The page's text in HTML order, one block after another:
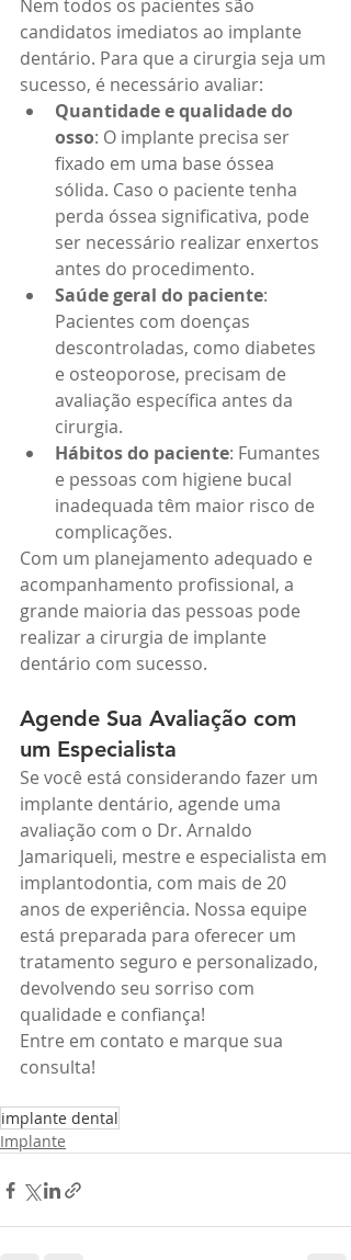
Nem todos os pacientes são
candidatos imediatos ao implante
dentário. Para que a cirurgia seja um
sucesso, é necessário avaliar:
Quantidade e qualidade do
osso: O implante precisa ser
fixado em uma base óssea
sólida. Caso o paciente tenha
perda óssea significativa, pode
ser necessário realizar enxertos
antes do procedimento.
Saúde geral do paciente:
Pacientes com doenças
descontroladas, como diabetes
e osteoporose, precisam de
avaliação específica antes da
cirurgia.
Hábitos do paciente: Fumantes
e pessoas com higiene bucal
inadequada têm maior risco de
complicações.
Com um planejamento adequado e
acompanhamento profissional, a
grande maioria das pessoas pode
realizar a cirurgia de implante
dentário com sucesso.
Agende Sua Avaliação com
um Especialista
Se você está considerando fazer um
implante dentário, agende uma
avaliação com o Dr. Arnaldo
Jamariqueli, mestre e especialista em
implantodontia, com mais de 20
anos de experiência. Nossa equipe
está preparada para oferecer um
tratamento seguro e personalizado,
devolvendo seu sorriso com
qualidade e confiança!
Entre em contato e marque sua
consulta!
implante dental
Implante